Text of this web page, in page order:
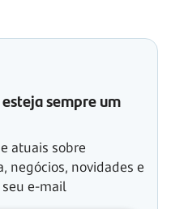
sempre um
atuais sobre
negócios, novidades e
e-mail